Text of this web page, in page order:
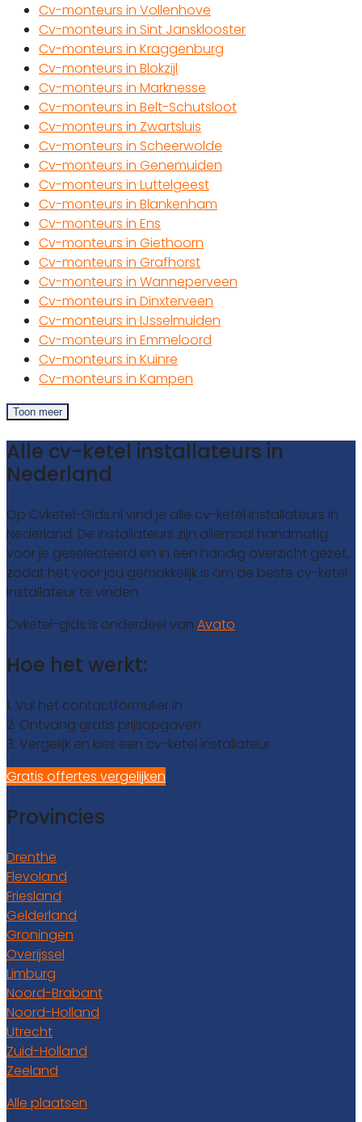
Cv-monteurs in Vollenhove
Cv-monteurs in Sint Jansklooster
Cv-monteurs in Kraggenburg
Cv-monteurs in Blokzijl
Cv-monteurs in Marknesse
Cv-monteurs in Belt-Schutsloot
Cv-monteurs in Zwartsluis
Cv-monteurs in Scheerwolde
Cv-monteurs in Genemuiden
Cv-monteurs in Luttelgeest
Cv-monteurs in Blankenham
Cv-monteurs in Ens
Cv-monteurs in Giethoorn
Cv-monteurs in Grafhorst
Cv-monteurs in Wanneperveen
Cv-monteurs in Dinxterveen
Cv-monteurs in IJsselmuiden
Cv-monteurs in Emmeloord
Cv-monteurs in Kuinre
Cv-monteurs in Kampen
Toon meer
Alle cv-ketel installateurs in
Nederland
Op Cvketel-Gids.nl vind je alle cv-ketel installateurs in
Nederland. De installateurs zijn allemaal handmatig
voor je geselecteerd en in een handig overzicht gezet,
zodat het voor jou gemakkelijk is om de beste cv-ketel
installateur te vinden.
Cvketel-gids is onderdeel van Avato
Hoe het werkt:
1. Vul het contactformulier in
2. Ontvang gratis prijsopgaven
3. Vergelijk en kies een cv-ketel installateur
Gratis offertes vergelijken
Provincies
Drenthe
Flevoland
Friesland
Gelderland
Groningen
Overijssel
Limburg
Noord-Brabant
Noord-Holland
Utrecht
Zuid-Holland
Zeeland
Alle plaatsen